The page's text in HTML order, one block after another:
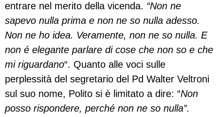
entrare nel merito della vicenda. “Non ne
sapevo nulla prima e non ne so nulla adesso.
Non ne ho idea. Veramente, non ne so nulla. E
non é elegante parlare di cose che non so e che
mi riguardano“. Quanto alle voci sulle
perplessità del segretario del Pd Walter Veltroni
sul suo nome, Polito si è limitato a dire: “Non
posso rispondere, perché non ne so nulla”.